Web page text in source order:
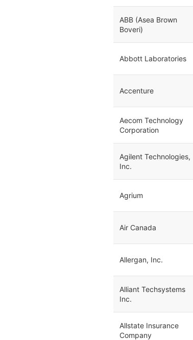
ABB (Asea Brown
Boveri)
Abbott Laboratories
Accenture
Aecom Technology
Corporation
Agilent Technologies,
Inc.
Agrium
Air Canada
Allergan, Inc.
Alliant Techsystems
Inc.
Allstate Insurance
Company